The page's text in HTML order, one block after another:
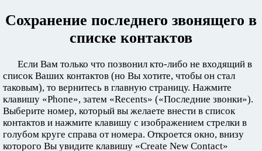
Сохранение последнего звонящего в
списке контактов
Если Вам только что позвонил кто-либо не входящий в
список Ваших контактов (но Вы хотите, чтобы он стал
таковым), то вернитесь в главную страницу. Нажмите
клавишу «Phone», затем «Recents» («Последние звонки»).
Выберите номер, который вы желаете внести в список
контактов и нажмите клавишу с изображением стрелки в
голубом круге справа от номера. Откроется окно, внизу
которого Вы увидите клавишу «Create New Contact»